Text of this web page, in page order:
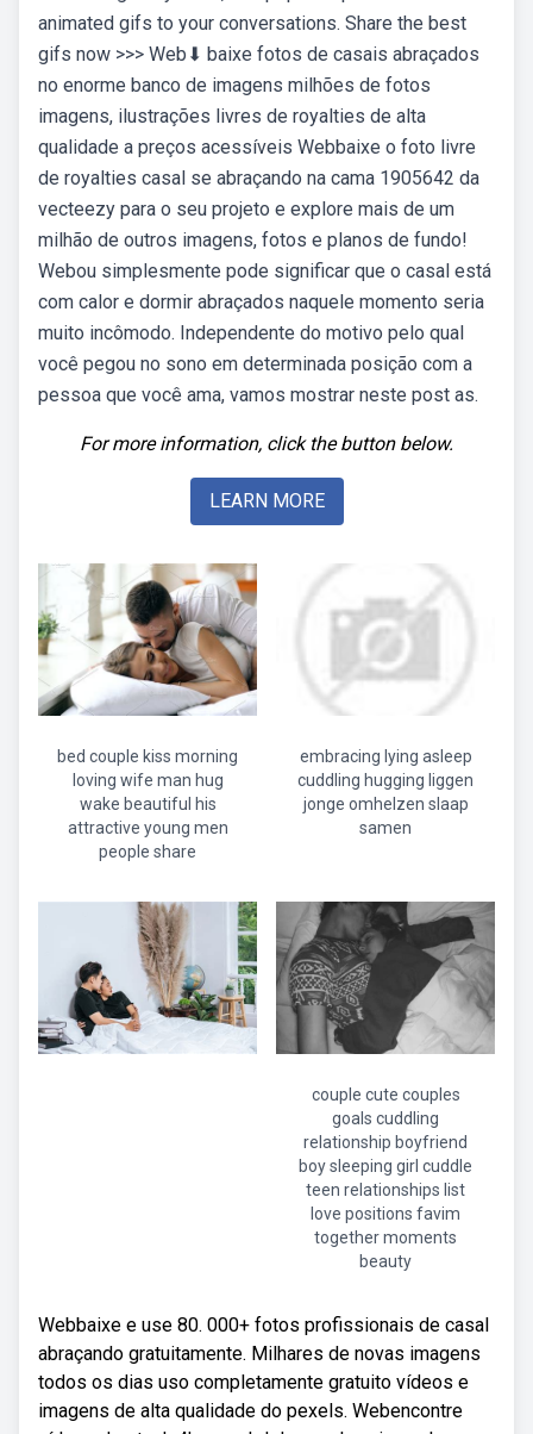
animated gifs to your conversations. Share the best
gifs now >>> Web⬇ baixe fotos de casais abraçados
no enorme banco de imagens milhões de fotos
imagens, ilustrações livres de royalties de alta
qualidade a preços acessíveis Webbaixe o foto livre
de royalties casal se abraçando na cama 1905642 da
vecteezy para o seu projeto e explore mais de um
milhão de outros imagens, fotos e planos de fundo!
Webou simplesmente pode significar que o casal está
com calor e dormir abraçados naquele momento seria
muito incômodo. Independente do motivo pelo qual
você pegou no sono em determinada posição com a
pessoa que você ama, vamos mostrar neste post as.
For more information, click the button below.
LEARN MORE
bed couple kiss morning
loving wife man hug
wake beautiful his
attractive young men
people share
embracing lying asleep
cuddling hugging liggen
jonge omhelzen slaap
samen
couple cute couples
goals cuddling
relationship boyfriend
boy sleeping girl cuddle
teen relationships list
love positions favim
together moments
beauty
Webbaixe e use 80. 000+ fotos profissionais de casal
abraçando gratuitamente. Milhares de novas imagens
todos os dias uso completamente gratuito vídeos e
imagens de alta qualidade do pexels. Webencontre